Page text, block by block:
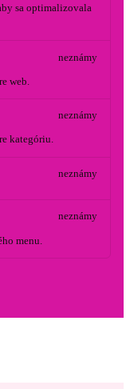
sa optimalizovala
web.
neznámy
kategóriu.
neznámy
neznámy
menu.
neznámy